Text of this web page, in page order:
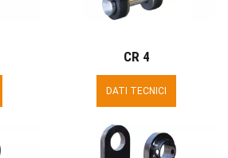
CR 4
DATI TECNICI